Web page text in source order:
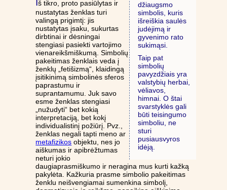
džiaugsmo
simbolis, kuris
išreiškia saulės
judėjimą ir
gyvenimo rato
sukimąsi.
Taip pat
simbolių
pavyzdžiais yra
valstybių herbai,
vėliavos,
himnai. O štai
svarstyklės gali
būti teisingumo
simboliu, ne
sturi
pusiausvyros
idėją.
š tikro, proto pasiūlytas ir
nustatytas ženklas turi
valingą prigimtį: jis
nustatytas įsaku, sukurtas
dirbtinai ir dėsningai
stengiasi pasiekti vartojimo
vienareikšmiškumą. Simbolių
pakeitimas ženklais veda į
ženklų „fetišizmą“, klaidingą
įsitikinimą simbolinės sferos
paprastumu ir
suprantamumu. Juk savo
esme ženklas stengiasi
„nužudyti“ bet kokią
interpretaciją, bet kokį
individualistinį požiūrį. Pvz.,
ženklas negali tapti meno ar
metafizikos objektu, nes jo
aiškumas ir apibrėžtumas
neturi jokio
daugiaprasmiškumo ir neragina mus kurti kažką
pakylėta. Kažkuria prasme simbolio pakeitimas
ženklu neišvengiamai sumenkina simbolį,